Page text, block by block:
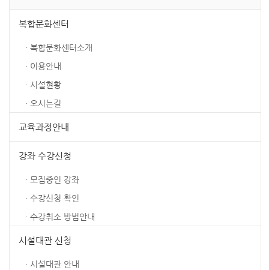
복합문화센터
· 복합문화센터소개
· 이용안내
· 시설현황
· 오시는길
교육과정안내
강좌 수강신청
· 모집중인 강좌
· 수강신청 확인
· 수강취소 방법안내
시설대관 신청
· 시설대관 안내